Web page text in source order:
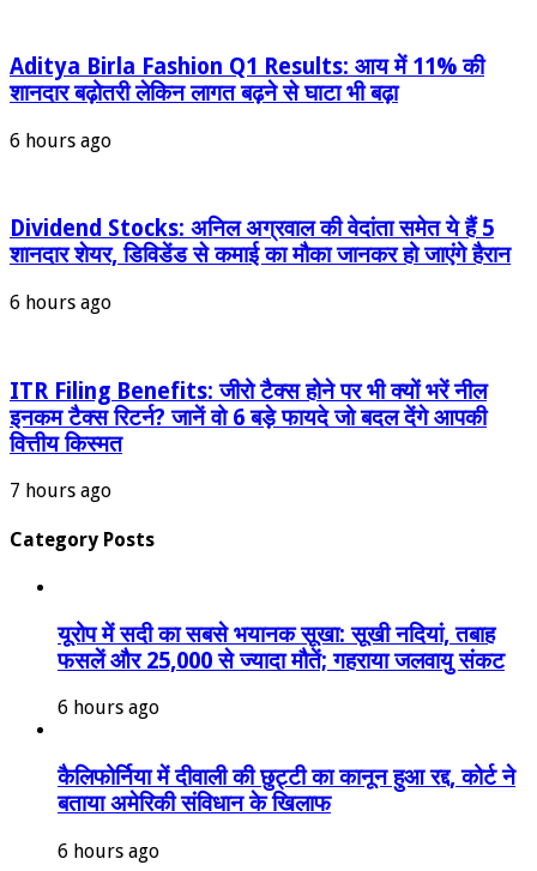
Aditya Birla Fashion Q1 Results: आय में 11% की
शानदार बढ़ोतरी लेकिन लागत बढ़ने से घाटा भी बढ़ा
6 hours ago
Dividend Stocks: अनिल अग्रवाल की वेदांता समेत ये हैं 5
शानदार शेयर, डिविडेंड से कमाई का मौका जानकर हो जाएंगे हैरान
6 hours ago
ITR Filing Benefits: जीरो टैक्स होने पर भी क्यों भरें नील
इनकम टैक्स रिटर्न? जानें वो 6 बड़े फायदे जो बदल देंगे आपकी
वित्तीय किस्मत
7 hours ago
Category Posts
यूरोप में सदी का सबसे भयानक सूखा: सूखी नदियां, तबाह
फसलें और 25,000 से ज्यादा मौतें; गहराया जलवायु संकट
6 hours ago
कैलिफोर्निया में दीवाली की छुट्टी का कानून हुआ रद्द, कोर्ट ने
बताया अमेरिकी संविधान के खिलाफ
6 hours ago